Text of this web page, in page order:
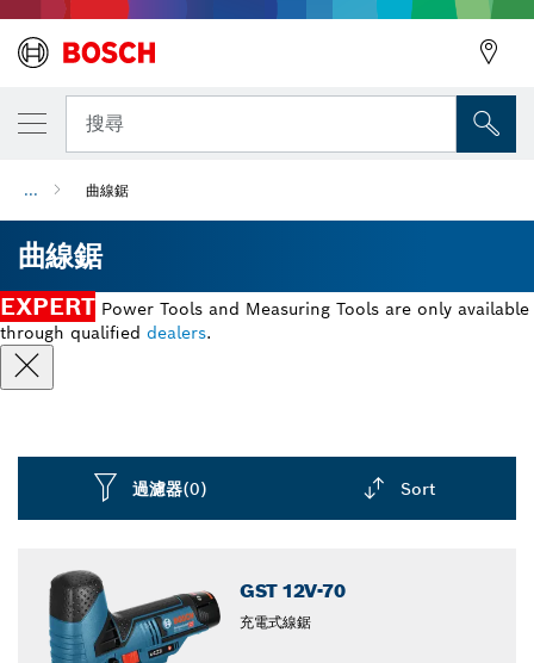
搜尋
... 曲線鋸
曲線鋸
EXPERT Power Tools and Measuring Tools are only available
through qualified dealers.
過濾器(0) Sort
GST 12V-70
充電式線鋸